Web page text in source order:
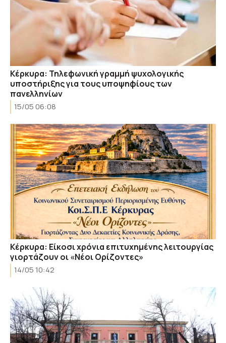
Κέρκυρα: Τηλεφωνική γραμμή ψυχολογικής
υποστήριξης για τους υποψηφίους των
πανελληνίων
15/05 06:08
Κέρκυρα: Είκοσι χρόνια επιτυχημένης λειτουργίας
γιορτάζουν οι «Νέοι Ορίζοντες»
14/05 10:42